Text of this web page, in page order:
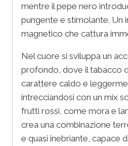
mentre il pepe nero
pungente e stimolante. Un
magnetico che cattura
Nel cuore si sviluppa un
profondo, dove il tabacco
carattere caldo e
intrecciandosi con un mix
frutti rossi, come mora e
crea una combinazione
e quasi inebriante, capace